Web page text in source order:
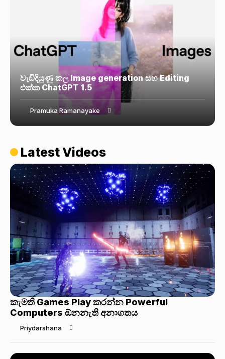
වැඩිදියුණු කල Image generation සහ Editing
එක්ක ChatGPT 1.5
Pramuka Ramanayake
Latest Videos
කැමති Games Play කරන්න Powerful
Computers ඕනනැති අනාගතය
Priydarshana